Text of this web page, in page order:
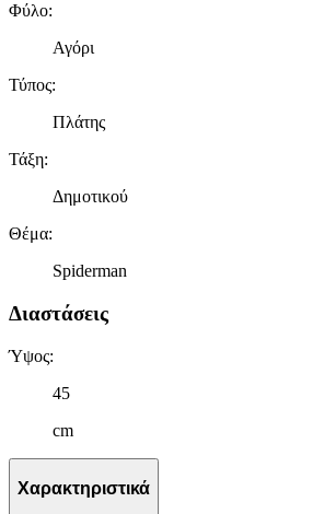
Φύλο:
Αγόρι
Τύπος:
Πλάτης
Τάξη:
Δημοτικού
Θέμα:
Spiderman
Διαστάσεις
Ύψος:
45
cm
Χαρακτηριστικά